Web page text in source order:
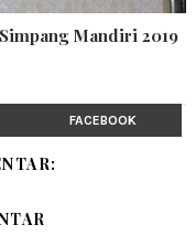
Mandiri 2019
FACEBOOK